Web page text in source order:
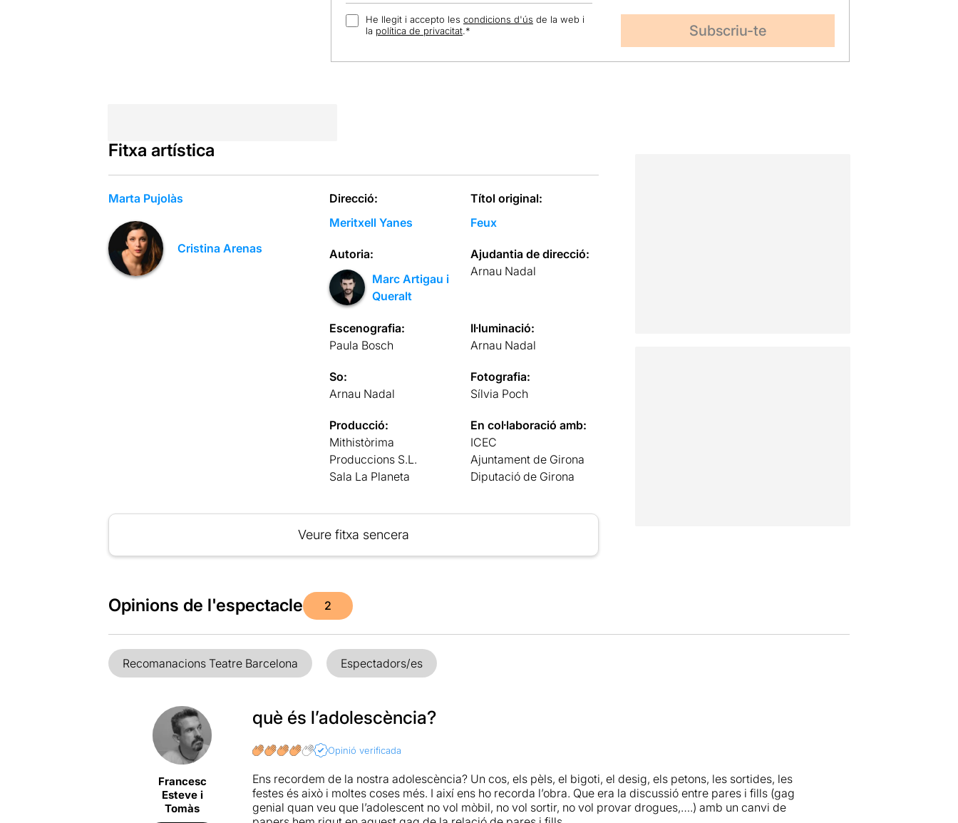
He llegit i accepto les condicions d'ús de la web i
la política de privacitat.*
Fitxa artística
Marta Pujolàs
Cristina Arenas
Direcció:
Meritxell Yanes
Títol original:
Feux
Autoria:
Marc Artigau i
Queralt
Ajudantia de direcció:
Arnau Nadal
Escenografia:
Paula Bosch
Il·luminació:
Arnau Nadal
So:
Arnau Nadal
Fotografia:
Sílvia Poch
Producció:
Mithistòrima
Produccions S.L.
Sala La Planeta
En col·laboració amb:
ICEC
Ajuntament de Girona
Diputació de Girona
Veure fitxa sencera
Opinions de l'espectacle 2
Recomanacions Teatre Barcelona Espectadors/es
Francesc
Esteve i
Tomàs
què és l’adolescència?
Opinió verificada
Ens recordem de la nostra adolescència? Un cos, els pèls, el bigoti, el desig, els petons, les sortides, les
festes és això i moltes coses més. I així ens ho recorda l’obra. Que era la discussió entre pares i fills (gag
genial quan veu que l’adolescent no vol mòbil, no vol sortir, no vol provar drogues,….) amb un canvi de